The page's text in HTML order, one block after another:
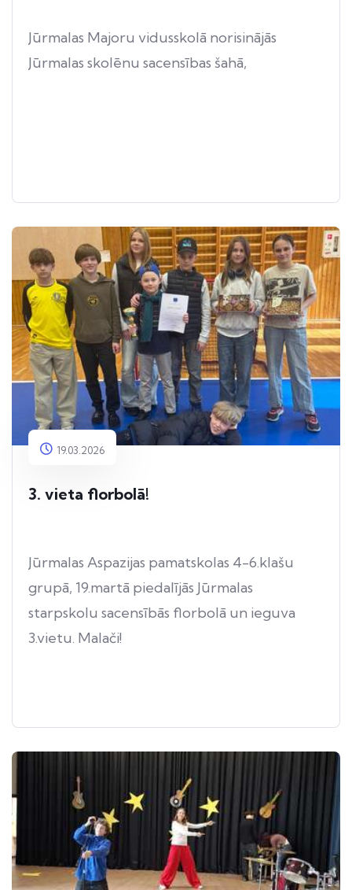
Jūrmalas Majoru vidusskolā norisinājās
Jūrmalas skolēnu sacensības šahā,
19.03.2026
3. vieta florbolā!
Jūrmalas Aspazijas pamatskolas 4-6.klašu
grupā, 19.martā piedalījās Jūrmalas
starpskolu sacensībās florbolā un ieguva
3.vietu. Malači!